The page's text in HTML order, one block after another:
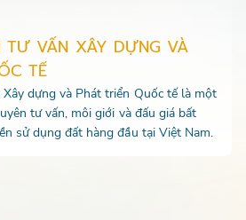
TƯ VẤN XÂY DỰNG VÀ
TẾ
dựng và Phát triển Quốc tế là một
tư vấn, môi giới và đấu giá bất
sử dụng đất hàng đầu tại Việt Nam.